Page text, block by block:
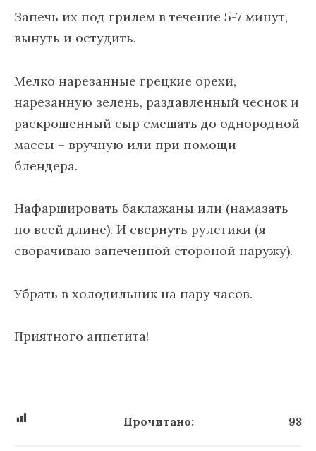
Запечь их под грилем в течение 5-7 минут,
вынуть и остудить.
Мелко нарезанные грецкие орехи,
нарезанную зелень, раздавленный чеснок и
раскрошенный сыр смешать до однородной
массы – вручную или при помощи
блендера.
Нафаршировать баклажаны или (намазать
по всей длине). И свернуть рулетики (я
сворачиваю запеченной стороной наружу).
Убрать в холодильник на пару часов.
Приятного аппетита!
Прочитано: 98